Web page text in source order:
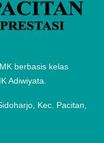
berbasis kelas
Adiwiyata.
Kec. Pacitan,